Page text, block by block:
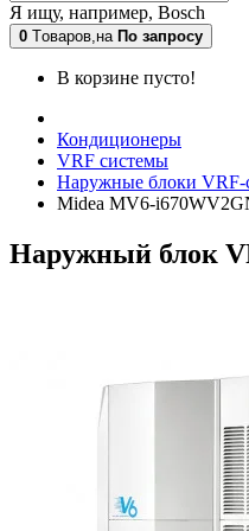
Я ищу, например, Bosch
0 Tоваров,на По запросу
В корзине пусто!
Кондиционеры
VRF системы
Наружные блоки VRF-
Midea MV6-
Наружный блок